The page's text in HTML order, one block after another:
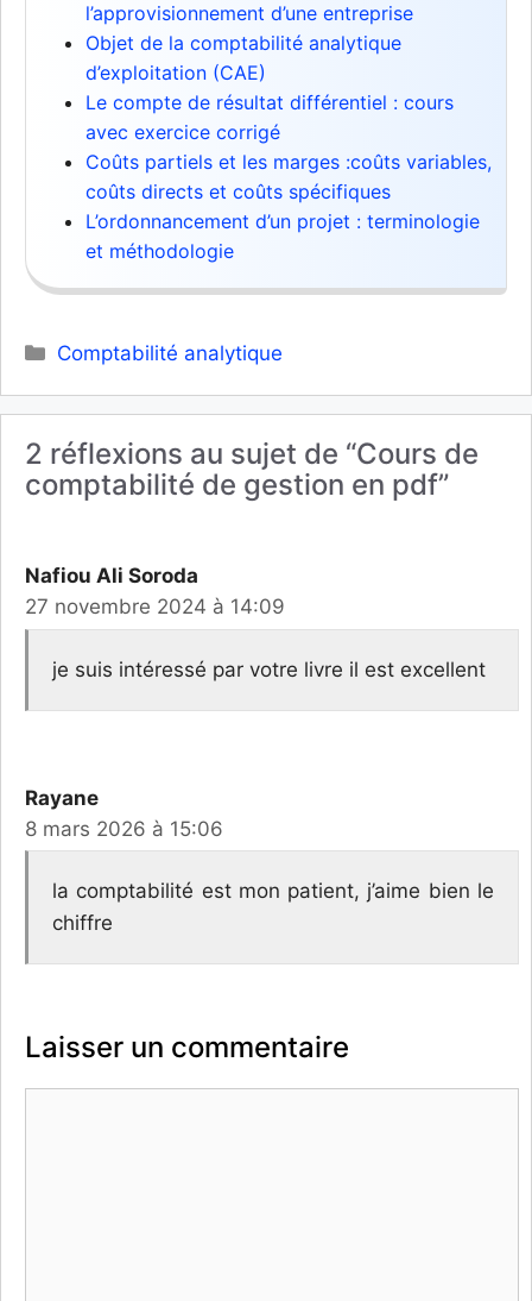
l’approvisionnement d’une entreprise
Objet de la comptabilité analytique
d’exploitation (CAE)
Le compte de résultat différentiel : cours
avec exercice corrigé
Coûts partiels et les marges :coûts variables,
coûts directs et coûts spécifiques
L’ordonnancement d’un projet : terminologie
et méthodologie
Catégories
Comptabilité analytique
2 réflexions au sujet de “Cours de
comptabilité de gestion en pdf”
Nafiou Ali Soroda
27 novembre 2024 à 14:09
je suis intéressé par votre livre il est excellent
Rayane
8 mars 2026 à 15:06
la comptabilité est mon patient, j’aime bien le
chiffre
Laisser un commentaire